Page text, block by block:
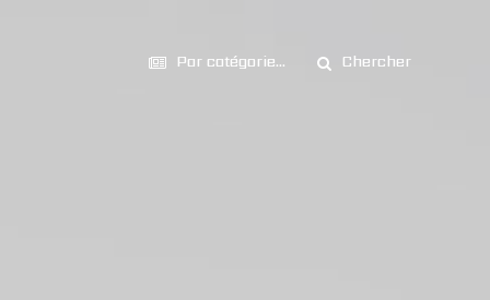
Par catégorie... Chercher